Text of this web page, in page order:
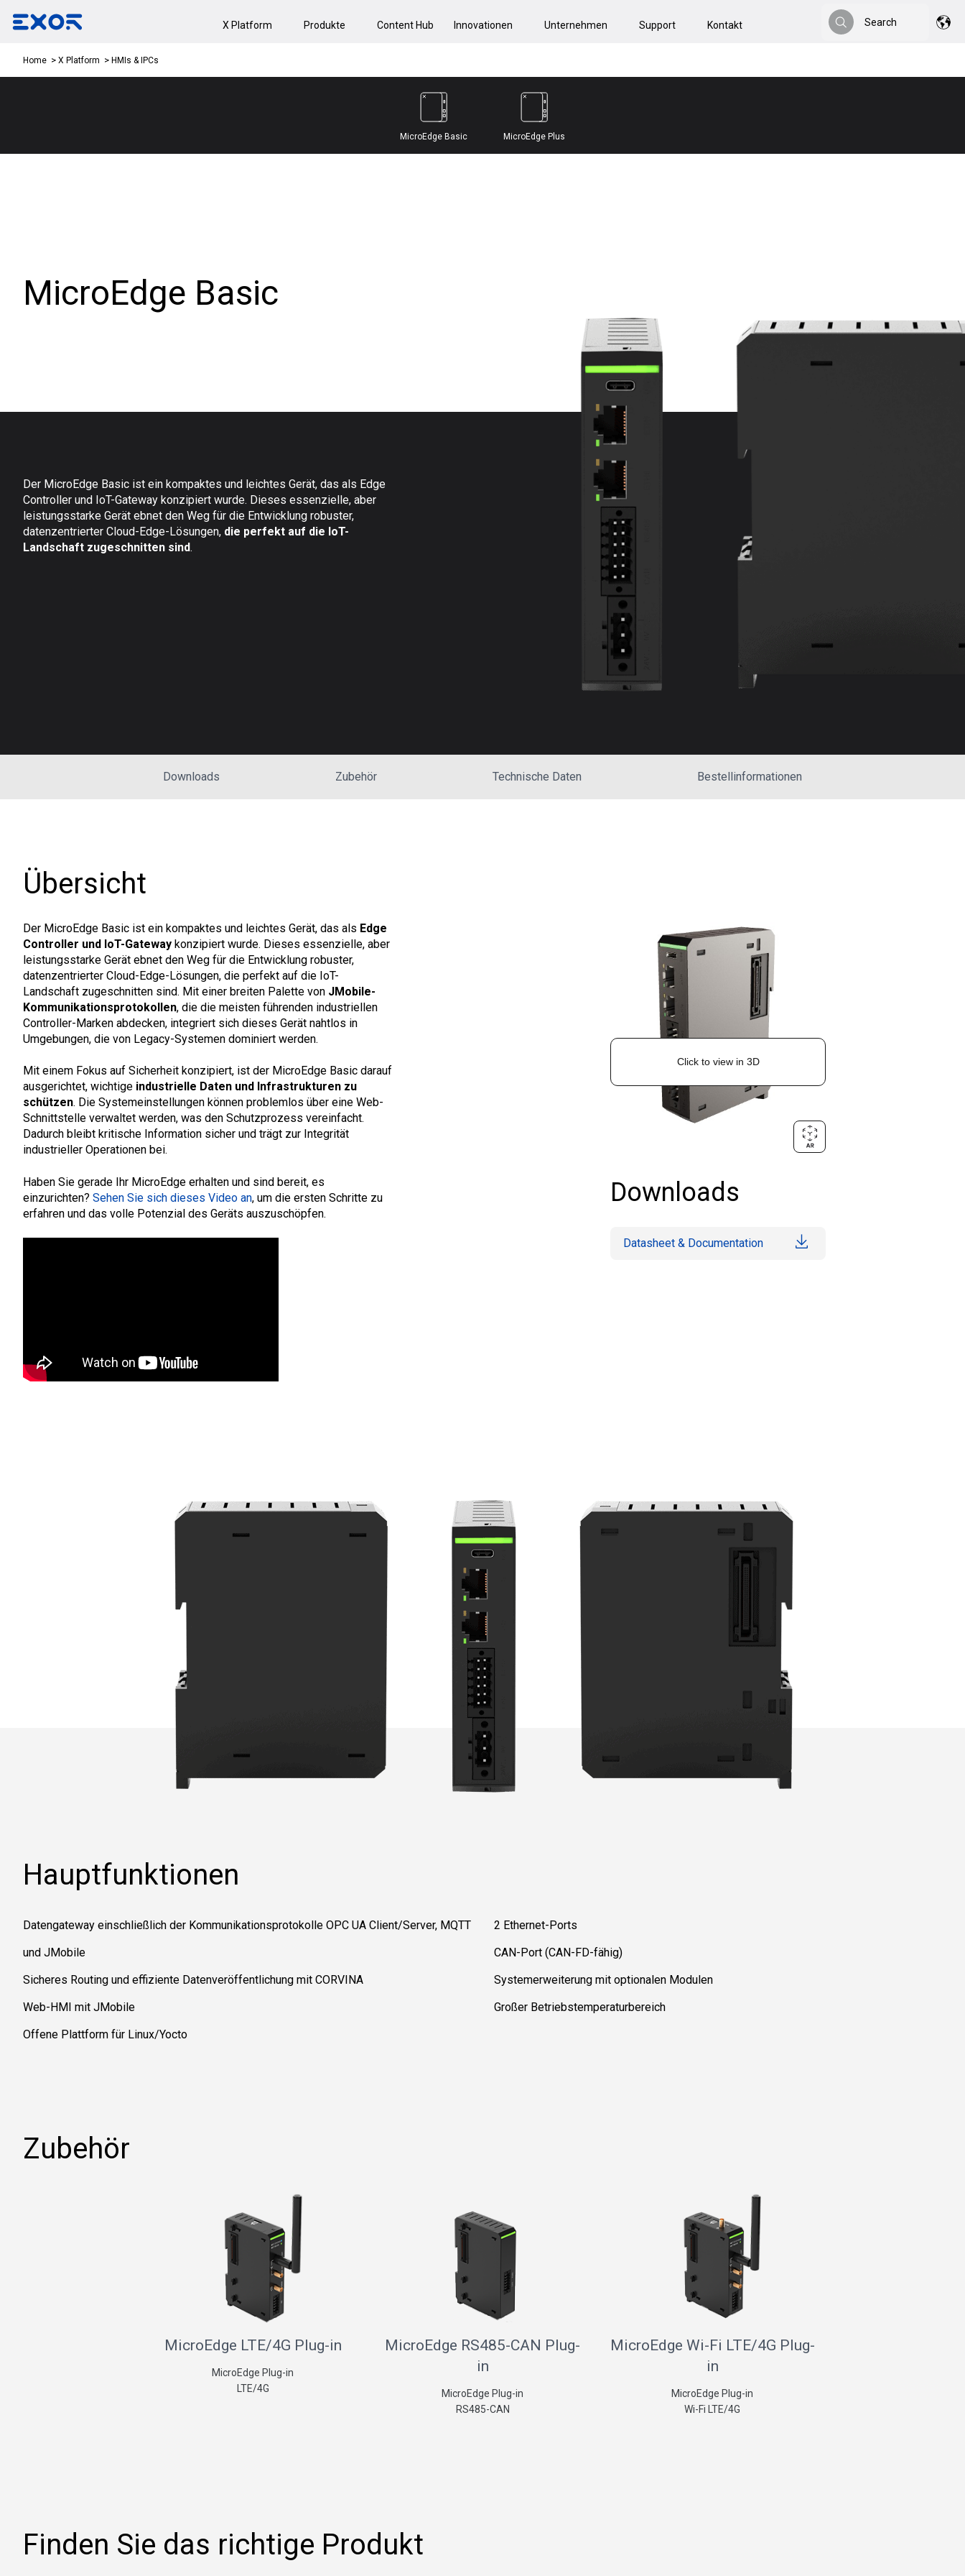
X Platform Produkte Content Hub Innovationen Unternehmen Support Kontakt
Search
Search
Home X Platform HMIs & IPCs
MicroEdge Basic MicroEdge Plus
MicroEdge Basic
Der MicroEdge Basic ist ein kompaktes und leichtes Gerät, das als Edge
Controller und IoT-Gateway konzipiert wurde. Dieses essenzielle, aber
leistungsstarke Gerät ebnet den Weg für die Entwicklung robuster,
datenzentrierter Cloud-Edge-Lösungen, die perfekt auf die IoT-
Landschaft zugeschnitten sind.
Downloads Zubehör Technische Daten Bestellinformationen
Übersicht
Der MicroEdge Basic ist ein kompaktes und leichtes Gerät, das als Edge
Controller und IoT-Gateway konzipiert wurde. Dieses essenzielle, aber
leistungsstarke Gerät ebnet den Weg für die Entwicklung robuster,
datenzentrierter Cloud-Edge-Lösungen, die perfekt auf die IoT-
Landschaft zugeschnitten sind. Mit einer breiten Palette von JMobile-
Kommunikationsprotokollen, die die meisten führenden industriellen
Controller-Marken abdecken, integriert sich dieses Gerät nahtlos in
Umgebungen, die von Legacy-Systemen dominiert werden.
Mit einem Fokus auf Sicherheit konzipiert, ist der MicroEdge Basic darauf
ausgerichtet, wichtige industrielle Daten und Infrastrukturen zu
schützen. Die Systemeinstellungen können problemlos über eine Web-
Schnittstelle verwaltet werden, was den Schutzprozess vereinfacht.
Dadurch bleibt kritische Information sicher und trägt zur Integrität
industrieller Operationen bei.
Haben Sie gerade Ihr MicroEdge erhalten und sind bereit, es
einzurichten? Sehen Sie sich dieses Video an, um die ersten Schritte zu
erfahren und das volle Potenzial des Geräts auszuschöpfen.
Downloads
Datasheet & Documentation
Hauptfunktionen
Datengateway einschließlich der Kommunikationsprotokolle OPC UA Client/Server, MQTT
und JMobile
Sicheres Routing und effiziente Datenveröffentlichung mit CORVINA
Web-HMI mit JMobile
Offene Plattform für Linux/Yocto
2 Ethernet-Ports
CAN-Port (CAN-FD-fähig)
Systemerweiterung mit optionalen Modulen
Großer Betriebstemperaturbereich
Zubehör
MicroEdge LTE/4G Plug-in
MicroEdge Plug-in
LTE/4G
MicroEdge RS485-CAN Plug-
in
MicroEdge Plug-in
RS485-CAN
MicroEdge Wi-Fi LTE/4G Plug-
in
MicroEdge Plug-in
Wi-Fi LTE/4G
Finden Sie das richtige Produkt